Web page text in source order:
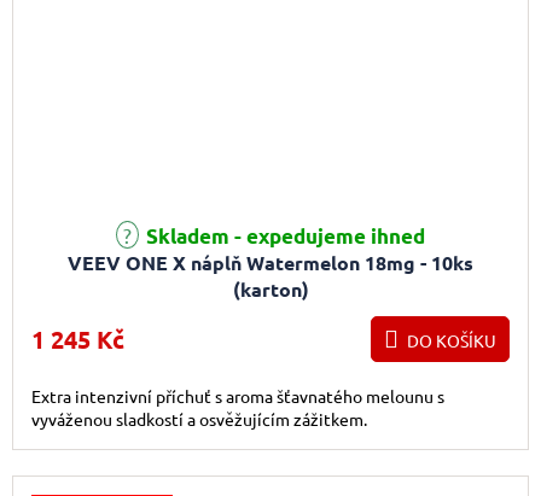
VEEV ONE X náplň Watermelon 18mg - 10ks
(karton)
Skladem - expedujeme ihned
1 245 Kč DO KOŠÍKU
Extra intenzivní příchuť s aroma šťavnatého melounu s
vyváženou sladkostí a osvěžujícím zážitkem.